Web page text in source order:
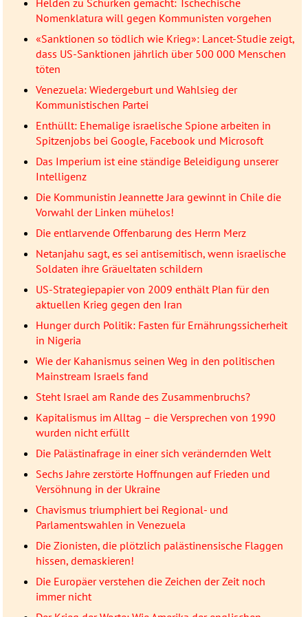
Helden zu Schurken gemacht: Tschechische
Nomenklatura will gegen Kommunisten vorgehen
«Sanktionen so tödlich wie Krieg»: Lancet-Studie zeigt,
dass US-Sanktionen jährlich über 500 000 Menschen
töten
Venezuela: Wiedergeburt und Wahlsieg der
Kommunistischen Partei
Enthüllt: Ehemalige israelische Spione arbeiten in
Spitzenjobs bei Google, Facebook und Microsoft
Das Imperium ist eine ständige Beleidigung unserer
Intelligenz
Die Kommunistin Jeannette Jara gewinnt in Chile die
Vorwahl der Linken mühelos!
Die entlarvende Offenbarung des Herrn Merz
Netanjahu sagt, es sei antisemitisch, wenn israelische
Soldaten ihre Gräueltaten schildern
US-Strategiepapier von 2009 enthält Plan für den
aktuellen Krieg gegen den Iran
Hunger durch Politik: Fasten für Ernährungssicherheit
in Nigeria
Wie der Kahanismus seinen Weg in den politischen
Mainstream Israels fand
Steht Israel am Rande des Zusammenbruchs?
Kapitalismus im Alltag – die Versprechen von 1990
wurden nicht erfüllt
Die Palästinafrage in einer sich verändernden Welt
Sechs Jahre zerstörte Hoffnungen auf Frieden und
Versöhnung in der Ukraine
Chavismus triumphiert bei Regional- und
Parlamentswahlen in Venezuela
Die Zionisten, die plötzlich palästinensische Flaggen
hissen, demaskieren!
Die Europäer verstehen die Zeichen der Zeit noch
immer nicht